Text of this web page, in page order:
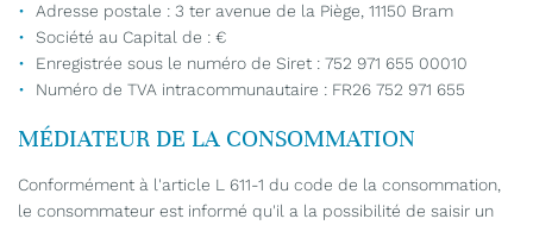
En cochant cette case, vous consentez à recevoir nos propositions
désinscrire à tout moment en utilisantle formulaire de désinscription
Adresse postale : 3 ter avenue de la Piège, 11150 Bram
Société au Capital de : €
Enregistrée sous le numéro de Siret : 752 971 655 00010
Numéro de TVA intracommunautaire : FR26 752 971 655
MÉDIATEUR DE LA CONSOMMATION
Conformément à l'article L 611-1 du code de la consommation,
le consommateur est informé qu'il a la possibilité de saisir un